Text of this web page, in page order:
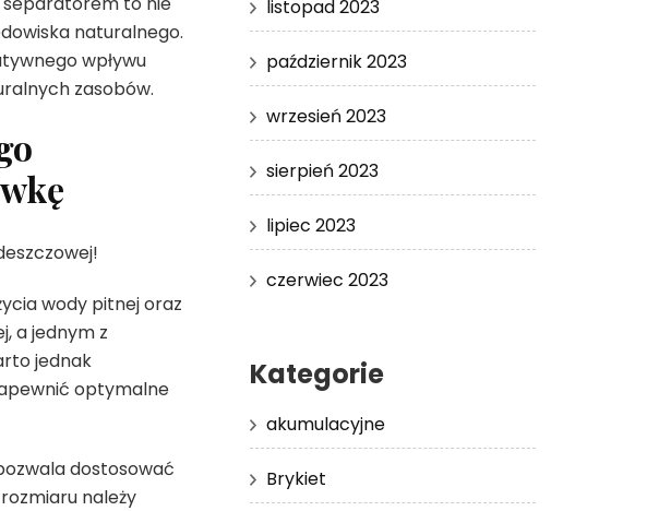
naturalnego.
wpływu
zasobów.
wody pitnej oraz
a jednym z
jednak
optymalne
dostosować
należy
listopad 2023
październik 2023
wrzesień 2023
sierpień 2023
lipiec 2023
czerwiec 2023
Kategorie
akumulacyjne
Brykiet